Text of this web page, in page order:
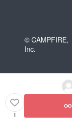
© CAMPFIRE,
Inc.
1